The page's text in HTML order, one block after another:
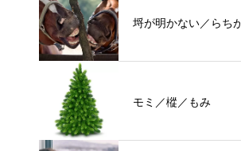
埒が明かない／らち
モミ／樅／もみ